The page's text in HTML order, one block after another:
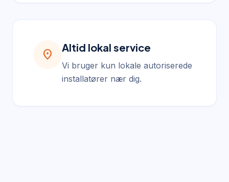
location_on
Altid lokal service
Vi bruger kun lokale autoriserede
installatører nær dig.